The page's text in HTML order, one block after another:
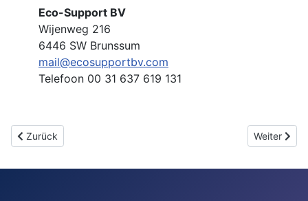
Eco-Support BV
Wijenweg 216
6446 SW Brunssum
mail@ecosupportbv.com
Telefoon 00 31 637 619 131
Vorheriger Beitrag: Algemene Voorwaarden
Zurück Nächster
Weiter